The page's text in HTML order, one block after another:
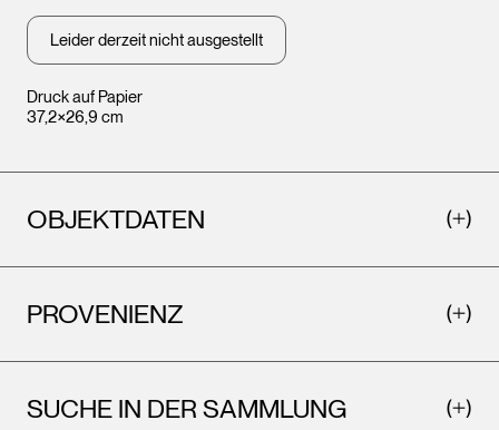
Druck auf Papier
37,2×26,9 cm
Leider derzeit nicht ausgestellt
OBJEKTDATEN
PROVENIENZ
SUCHE IN DER SAMMLUNG